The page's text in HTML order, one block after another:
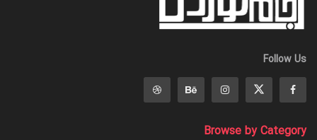
Follow Us
Browse by Category